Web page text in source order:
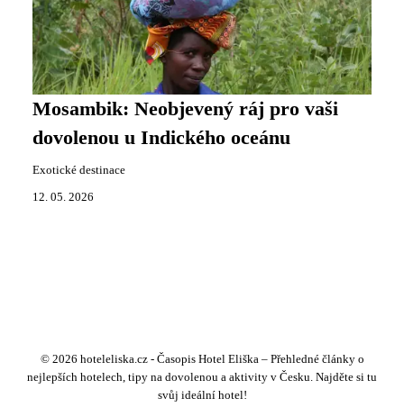
Mosambik: Neobjevený ráj pro vaši
dovolenou u Indického oceánu
Exotické destinace
12. 05. 2026
© 2026 hoteleliska.cz - Časopis Hotel Eliška – Přehledné články o
nejlepších hotelech, tipy na dovolenou a aktivity v Česku. Najděte si tu
svůj ideální hotel!